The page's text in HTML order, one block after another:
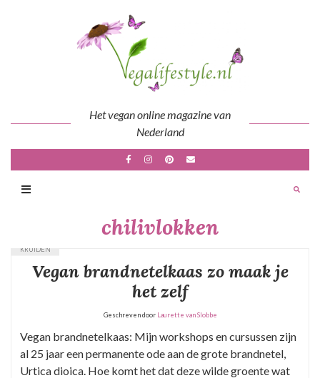
Het vegan online magazine van
Nederland
chilivlokken
KRUIDEN
Vegan brandnetelkaas zo maak je
het zelf
Geschreven door Laurette van Slobbe
Vegan brandnetelkaas: Mijn workshops en cursussen zijn
al 25 jaar een permanente ode aan de grote brandnetel,
Urtica dioica. Hoe komt het dat deze wilde groente wat